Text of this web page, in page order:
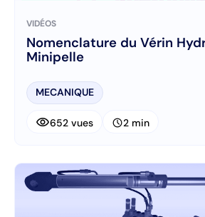
VIDÉOS
Nomenclature du Vérin
Minipelle
MECANIQUE
visibility652 vues schedule2 min